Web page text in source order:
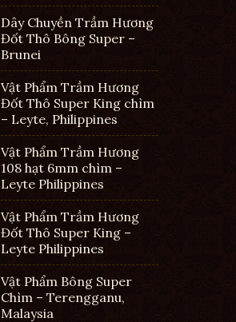
Dây Chuyền Trầm Hương
Đốt Thô Bông Super –
Brunei
Vật Phẩm Trầm Hương
Đốt Thô Super King chìm
– Leyte, Philippines
Vật Phẩm Trầm Hương
108 hạt 6mm chìm –
Leyte Philippines
Vật Phẩm Trầm Hương
Đốt Thô Super King –
Leyte Philippines
Vật Phẩm Bông Super
Chìm – Terengganu,
Malaysia